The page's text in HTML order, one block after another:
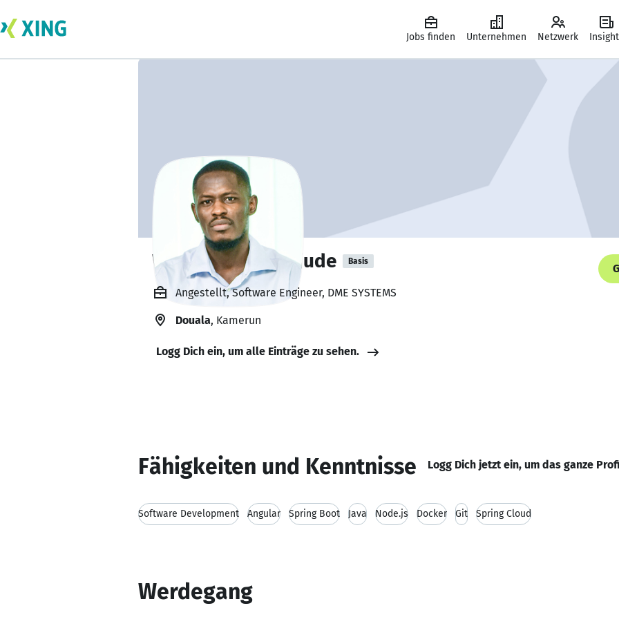
Jobs finden Unternehmen Netzwerk
Wirngo Banseka jude Basis
Angestellt, Software Engineer, DME SYSTEMS
Douala, Kamerun
Logg Dich ein, um alle Einträge zu sehen.
Fähigkeiten und Kenntnisse Logg Dich jetzt ein, um das ganze
Software Development Angular Spring Boot Java Node.js Docker Git Spring Cloud
Werdegang